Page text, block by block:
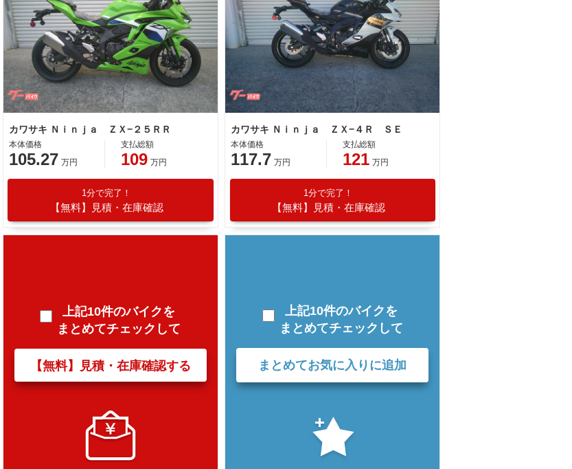
カワサキ Ｎｉｎｊａ ＺＸ−２５ＲＲ
本体価格
105.27 万円
支払総額
109 万円
1分で完了！
【無料】見積・在庫確認
カワサキ Ｎｉｎｊａ ＺＸ−４Ｒ ＳＥ
本体価格
117.7 万円
支払総額
121 万円
1分で完了！
【無料】見積・在庫確認
上記10件のバイクを
まとめてチェックして
【無料】見積・在庫確認する
上記10件のバイクを
まとめてチェックして
まとめてお気に入りに追加